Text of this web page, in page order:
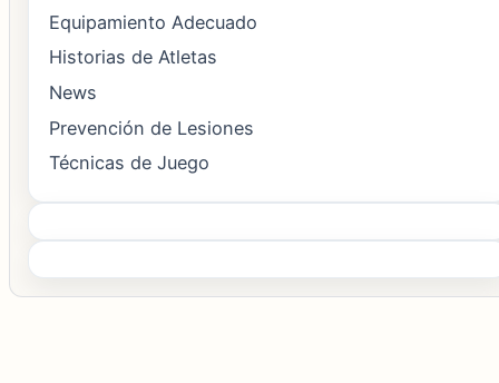
Equipamiento Adecuado
Historias de Atletas
News
Prevención de Lesiones
Técnicas de Juego